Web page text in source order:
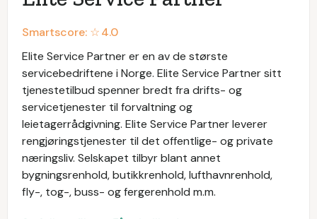
Smartscore: ☆4.0
Elite Service Partner er en av de største
servicebedriftene i Norge. Elite Service Partner sitt
tjenestetilbud spenner bredt fra drifts- og
servicetjenester til forvaltning og
leietagerrådgivning. Elite Service Partner leverer
rengjøringstjenester til det offentlige- og private
næringsliv. Selskapet tilbyr blant annet
bygningsrenhold, butikkrenhold, lufthavnrenhold,
fly-, tog-, buss- og fergerenhold m.m.